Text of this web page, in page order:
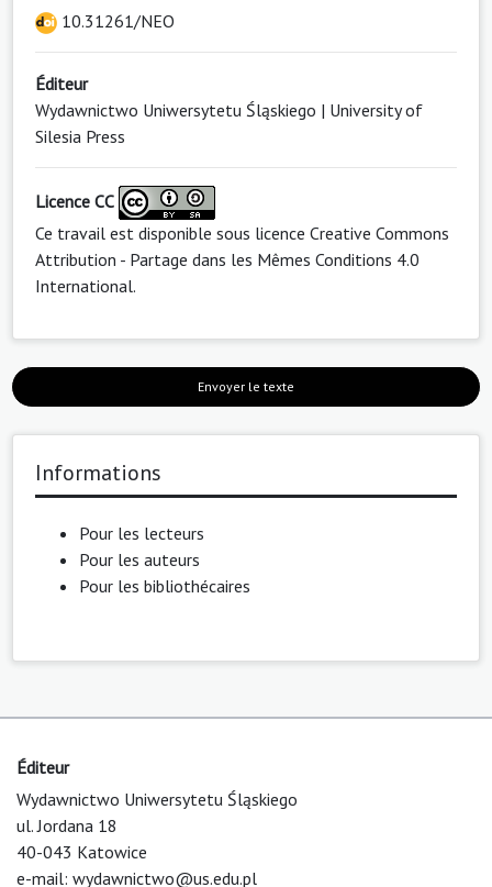
10.31261/NEO
Éditeur
Wydawnictwo Uniwersytetu Śląskiego | University of
Silesia Press
Licence CC
Ce travail est disponible sous licence Creative Commons
Attribution - Partage dans les Mêmes Conditions 4.0
International.
Envoyer le texte
Informations
Pour les lecteurs
Pour les auteurs
Pour les bibliothécaires
Éditeur
Wydawnictwo Uniwersytetu Śląskiego
ul. Jordana 18
40-043 Katowice
e-mail: wydawnictwo@us.edu.pl